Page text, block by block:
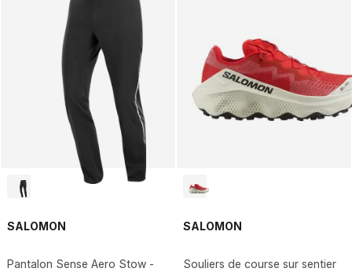
SALOMON
Pantalon Sense Aero Stow -
SALOMON
Souliers de course sur sentier